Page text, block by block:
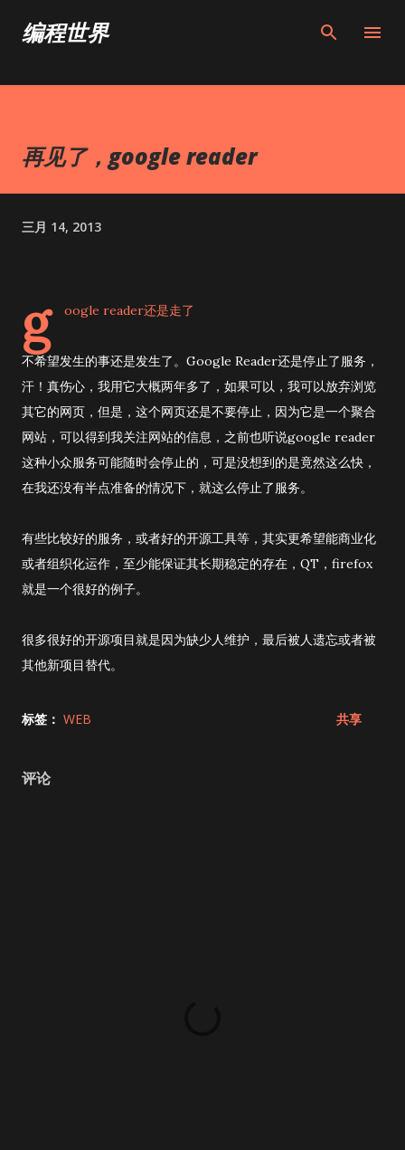
编程世界
再见了，google reader
三月 14, 2013
g oogle reader还是走了
不希望发生的事还是发生了。Google Reader还是停止了服务，
汗！真伤心，我用它大概两年多了，如果可以，我可以放弃浏览
其它的网页，但是，这个网页还是不要停止，因为它是一个聚合
网站，可以得到我关注网站的信息，之前也听说google reader
这种小众服务可能随时会停止的，可是没想到的是竟然这么快，
在我还没有半点准备的情况下，就这么停止了服务。
有些比较好的服务，或者好的开源工具等，其实更希望能商业化
或者组织化运作，至少能保证其长期稳定的存在，QT，firefox
就是一个很好的例子。
很多很好的开源项目就是因为缺少人维护，最后被人遗忘或者被
其他新项目替代。
标签： WEB 共享
评论